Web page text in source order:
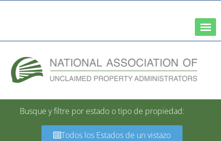
Busque y filtre por estado o tipo de propiedad:
Todos los Estados de un vistazo